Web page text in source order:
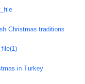
Christmas traditions
in Turkey